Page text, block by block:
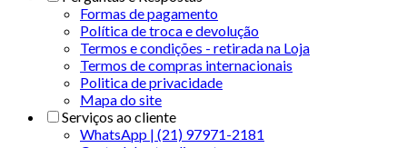
Formas de pagamento
Política de troca e devolução
Termos e condições - retirada na Loja
Termos de compras internacionais
Politica de privacidade
Mapa do site
Serviços ao cliente
WhatsApp | (21) 97971-2181